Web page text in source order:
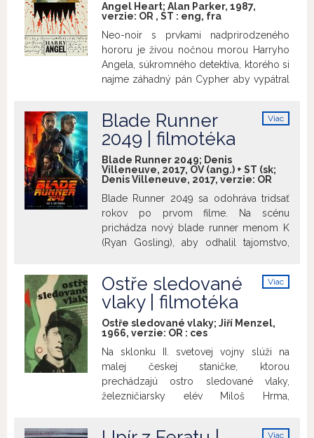
príležitosti 100. výročia narodenia herca
Tonyho Curtisa (3.6.1925 – 29.9.2010).
úlohy tu stvárnili vtedy čerství absolventi
a neskoršie herecké legendy Marián
Labuda a Stano Dančiak. Film zaujal aj v
zahraničí – získal Čestný diplom na
festivale v Locarne.
Angel Heart; Alan Parker, 1987,
verzie: OR , ST : eng, fra
Neo-noir s prvkami nadprirodzeného
hororu je živou nočnou morou Harryho
Angela, súkromného detektíva, ktorého si
najme záhadný pán Cypher aby vypátral
telesnosť, sexualita a ritualistické
náboženstvá spolu vytvárajú lepkavý,
odokrývať. Harry Angel však nedbá na
početné znamenia a rúti sa tak strmhlav
rovno do vlastného pekla. Film
uvádzame ako pripomienku tvorby
anglického režiséra a scenáristu Alana
Parkera (14. 2. 1944 – 31. 7. 2020).
Viac
Blade Runner
2049 | filmotéka
Blade Runner 2049; Denis
Villeneuve, 2017, OV (ang.) + ST (sk;
Denis Villeneuve, 2017, verzie: OR
Blade Runner 2049 sa odohráva tridsať
rokov po prvom filme. Na scénu
prichádza nový blade runner menom K
(Ryan Gosling), aby odhalil tajomstvo,
k bývalému blade runnerovi (Harrison
Ford), ktorý bol tridsať rokov nezvestný…
oficiálny text distribútora
Viac
Ostře sledované
vlaky | filmotéka
Ostře sledované vlaky; Jiří Menzel,
1966, verzie: OR : ces
Na sklonku II. svetovej vojny slúži na
malej českej staničke, ktorou
prechádzajú ostro sledované vlaky,
železničiarsky elév Miloš Hrma,
Viac